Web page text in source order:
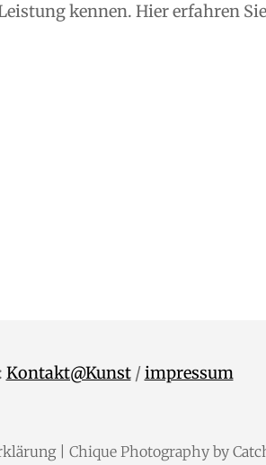
kennen. Hier erfahren Sie
Kontakt@Kunst/impressum
| Chique Photography by